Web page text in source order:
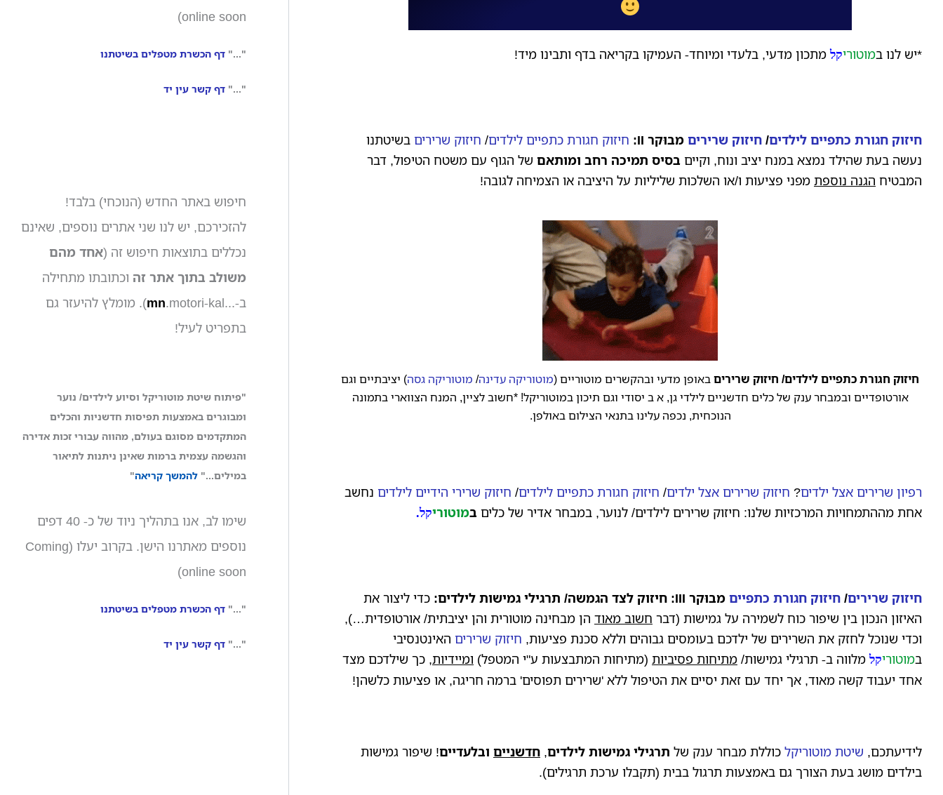
*יש לנו במוטוריקל מתכון מדעי, בלעדי ומיוחד- העמיקו בקריאה בדף ותבינו מיד!
חיזוק חגורת כתפיים לילדים/ חיזוק שרירים מבוּקר II : חיזוק חגורת כתפיים לילדים/ חיזוק שרירים בשיטתנו
נעשה בעת שהילד נמצא במנח יציב ונוח, וקיים בסיס תמיכה רחב ומותאם של הגוף עם משטח הטיפול, דבר
המבטיח הגנה נוספת מפני פציעות ו/או השלכות שליליות על היציבה או הצמיחה לגובה!
חיזוק חגורת כתפיים לילדים/ חיזוק שריריםבאופן מדעי ובהקשרים מוטוריים (מוטוריקה עדינה/ מוטוריקה גסה) יציבתיים וגם
אורטופדיים ובמבחר ענק של כלים חדשניים לילדי גן, א ב יסודי וגם תיכון במוטוריקל! *חשוב לציין, המנח הצווארי בתמונה
הנוכחית, נכפה עלינו בתנאי הצילום באולפן.
רפיון שרירים אצל ילדים? חיזוק שרירים אצל ילדים/ חיזוק חגורת כתפיים לילדים/ חיזוק שרירי הידיים לילדים נחשב
אחת מההתמחויות המרכזיות שלנו: חיזוק שרירים לילדים/ לנוער, במבחר אדיר של כלים במוטוריקל.
חיזוק שרירים/ חיזוק חגורת כתפיים מבוּקר III : חיזוק לצד הגמשה/ תרגילי גמישות לילדים: כדי ליצור את
האיזון הנכון בין שיפור כוח לשמירה על גמישות (דבר חשוב מאוד הן מבחינה מוטורית והן יציבתית/ אורטופדית…),
וכדי שנוכל לחזק את השרירים של ילדכם בעומסים גבוהים וללא סכנת פציעות, חיזוק שרירים האינטנסיבי
במוטוריקלמלווה ב- תרגילי גמישות/ מתיחות פסיביות (מתיחות המתבצעות ע"י המטפל) ומיידיות, כך שילדכם מצד
אחד יעבוד קשה מאוד, אך יחד עם זאת יסיים את הטיפול ללא 'שרירים תפוסים' ברמה חריגה, או פציעות כלשהן!
לידיעתכם, שיטת מוטוריקל כוללת מבחר ענק של תרגילי גמישות לילדים, חדשניים ובלעדיים! שיפור גמישות
בילדים מושג בעת הצורך גם באמצעות תרגול בבית (תקבלו ערכת תרגילים).
online soon)
"..." דף הכשרת מטפלים בשיטתנו
"..." דף קשר עין יד
חיפוש באתר החדש (הנוכחי) בלבד!
להזכירכם, יש לנו שני אתרים נוספים, שאינם
נכללים בתוצאות חיפוש זה (אחד מהם
משולב בתוך אתר זה וכתובתו מתחילה
ב-...
mn.motori-kal). מומלץ להיעזר גם
בתפריט לעיל!
"פיתוח שיטת מוטוריקל וסיוע לילדים/ נוער
ומבוגרים באמצעות תפיסות חדשניות והכלים
המתקדמים מסוגם בעולם, מהווה עבורי זכות אדירה
והגשמה עצמית ברמות שאינן ניתנות לתיאור
במילים..." להמשך קריאה"
שימו לב, אנו בתהליך ניוד של כ- 40 דפים
נוספים מאתרנו הישן. בקרוב יעלו (Coming
online soon)
"..." דף הכשרת מטפלים בשיטתנו
"..." דף קשר עין יד